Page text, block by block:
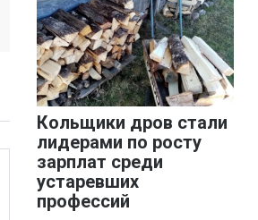
Кольщики дров стали
лидерами по росту
зарплат среди
устаревших
профессий